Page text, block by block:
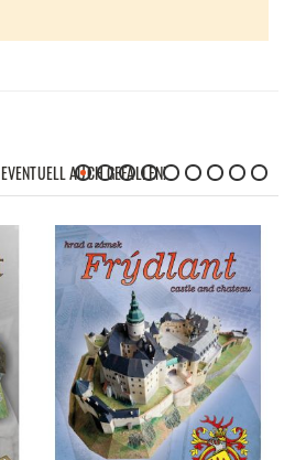
AUCH GEFALLEN!